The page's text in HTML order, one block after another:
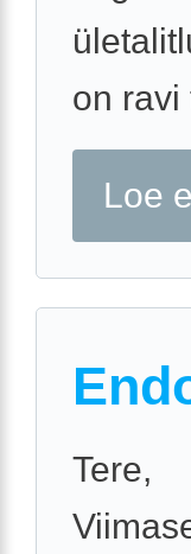
on ravi
Loe
Tere,